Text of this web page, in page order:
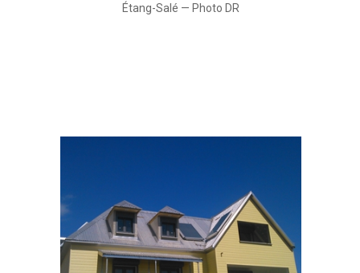
Étang-Salé — Photo DR